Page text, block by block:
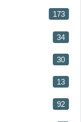
173
34
30
13
92